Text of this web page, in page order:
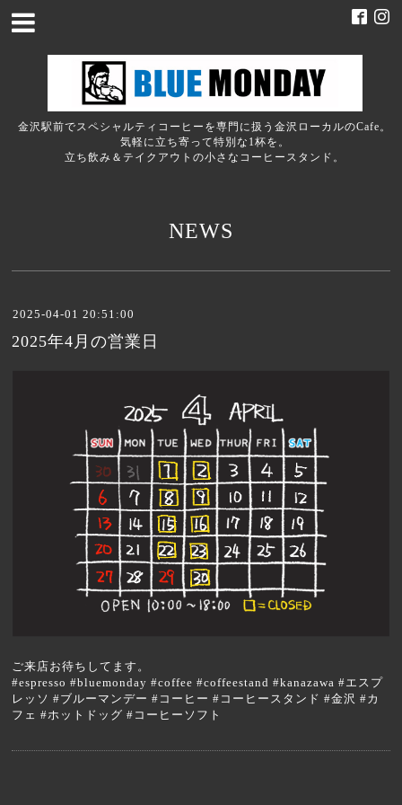
金沢駅前でスペシャルティコーヒーを専門に扱う金沢ローカルのCafe。
気軽に立ち寄って特別な1杯を。
立ち飲み＆テイクアウトの小さなコーヒースタンド。
NEWS
2025-04-01 20:51:00
2025年4月の営業日
ご来店お待ちしてます。
#espresso #bluemonday #coffee #coffeestand #kanazawa #エスプ
レッソ #ブルーマンデー #コーヒー #コーヒースタンド #金沢 #カ
フェ #ホットドッグ #コーヒーソフト